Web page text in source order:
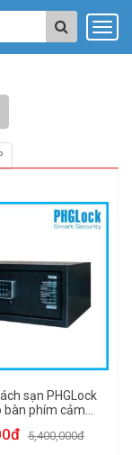
sạn PHGLock
bàn phím cảm
5,400,000đ